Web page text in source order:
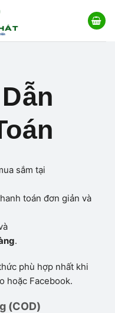
sắm tại
toán đơn giản và
.
phù hợp nhất khi
hoặc Facebook.
(COD)